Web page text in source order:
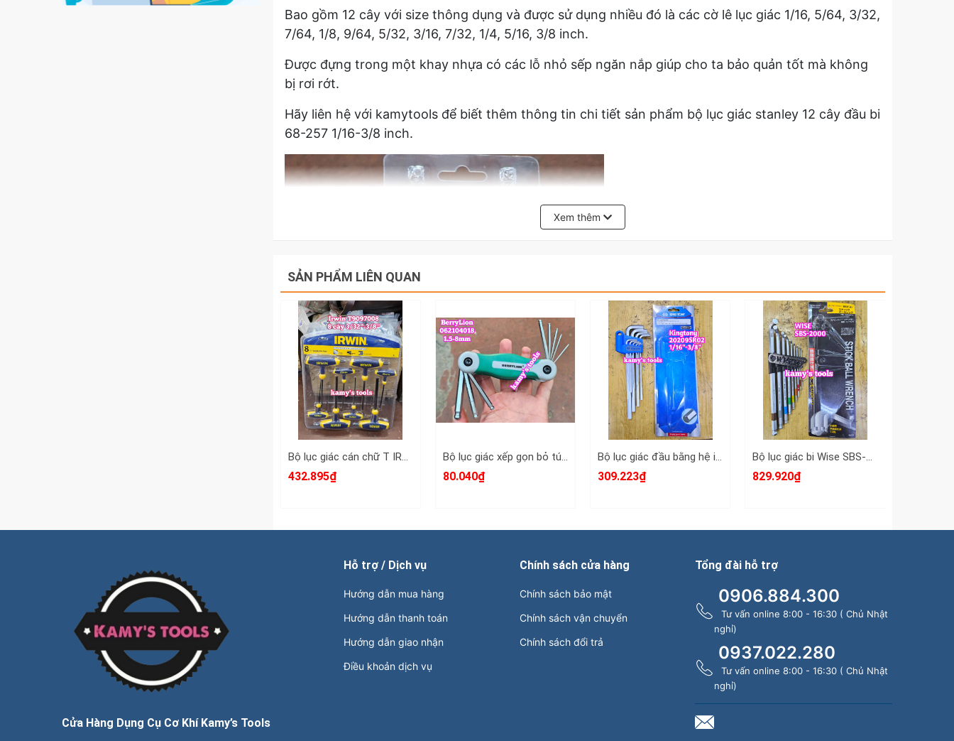
Bao gồm 12 cây với size thông dụng và được sử dụng nhiều đó là các cờ lê lục giác 1/16, 5/64, 3/32,
7/64, 1/8, 9/64, 5/32, 3/16, 7/32, 1/4, 5/16, 3/8 inch.
Được đựng trong một khay nhựa có các lỗ nhỏ sếp ngăn nắp giúp cho ta bảo quản tốt mà không
bị rơi rớt.
Hãy liên hệ với kamytools để biết thêm thông tin chi tiết sản phẩm bộ lục giác stanley 12 cây đầu bi
68-257 1/16-3/8 inch.
Xem thêm
SẢN PHẨM LIÊN QUAN
Bộ lục giác cán chữ T IRWIN 8 chi tiết 3/32-3/8 inch T9097008
432.895₫
Bộ lục giác xếp gọn bỏ túi 8 chi tiết 1.5-8mm BerryLion 062104018
80.040₫
Bộ lục giác đầu bằng hệ inch Kingtony 20209SR02 9 chi tiết 1/16-3/8
309.223₫
Bộ lục giác bi Wise SBS-2000 1.5-10mm dạng đầu ngắn chính hãng nhật bản
829.920₫
Cửa Hàng Dụng Cụ Cơ Khí Kamy’s Tools
Hỗ trợ / Dịch vụ
Hướng dẫn mua hàng
Hướng dẫn thanh toán
Hướng dẫn giao nhận
Điều khoản dịch vụ
Chính sách cửa hàng
Chính sách bảo mật
Chính sách vận chuyển
Chính sách đổi trả
Tổng đài hỗ trợ
0906.884.300
Tư vấn online 8:00 - 16:30 ( Chủ Nhật
nghỉ)
0937.022.280
Tư vấn online 8:00 - 16:30 ( Chủ Nhật
nghỉ)